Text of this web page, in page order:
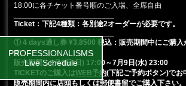
18:00に各チケット番号順のご入場、全席自由
Ticket：下記4種類：各別途2オーダーが必要です。
① 4 days通し券 ¥3,8500 税込： 販売期間中にご購
す
販売期間：6月8日(日) 17:00～7月9日(水) 23:00
TICKETのご購入はWEB予約(下記ご予約ボタン)でお
販売期間内に店頭もしくは郵便書留でご購入下さい。
PROFESSIONALISMS
Live Schedule